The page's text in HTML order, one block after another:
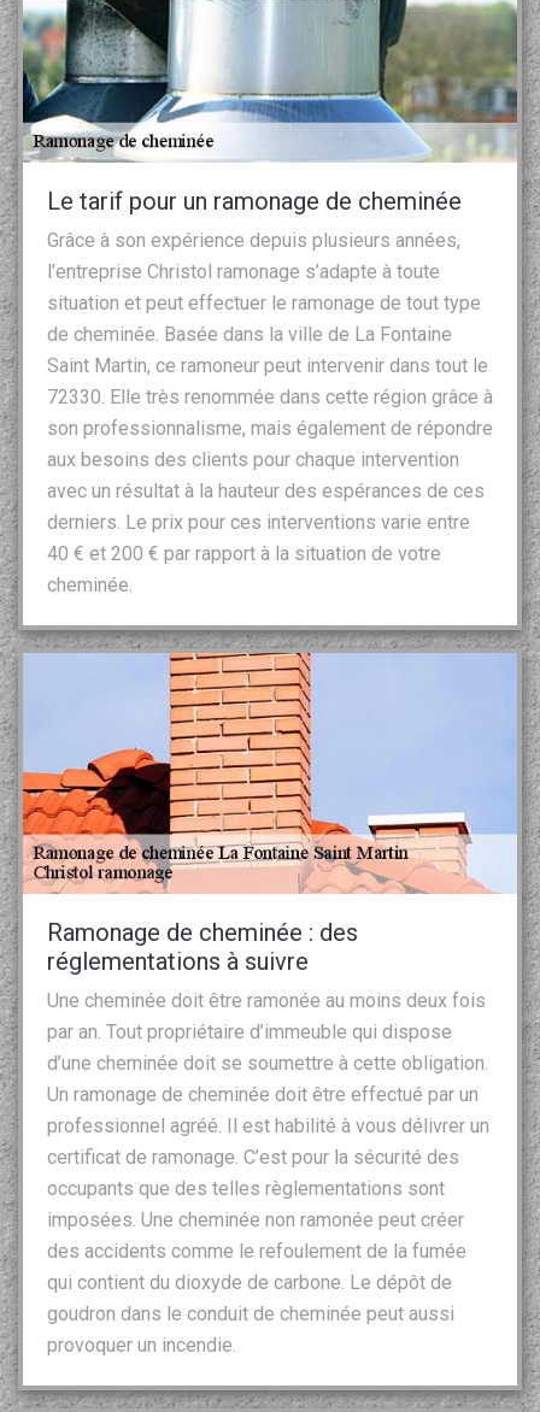
Le tarif pour un ramonage de cheminée
Grâce à son expérience depuis plusieurs années,
l’entreprise Christol ramonage s’adapte à toute
situation et peut effectuer le ramonage de tout type
de cheminée. Basée dans la ville de La Fontaine
Saint Martin, ce ramoneur peut intervenir dans tout le
72330. Elle très renommée dans cette région grâce à
son professionnalisme, mais également de répondre
aux besoins des clients pour chaque intervention
avec un résultat à la hauteur des espérances de ces
derniers. Le prix pour ces interventions varie entre
40 € et 200 € par rapport à la situation de votre
cheminée.
Ramonage de cheminée : des
réglementations à suivre
Une cheminée doit être ramonée au moins deux fois
par an. Tout propriétaire d’immeuble qui dispose
d’une cheminée doit se soumettre à cette obligation.
Un ramonage de cheminée doit être effectué par un
professionnel agréé. Il est habilité à vous délivrer un
certificat de ramonage. C’est pour la sécurité des
occupants que des telles règlementations sont
imposées. Une cheminée non ramonée peut créer
des accidents comme le refoulement de la fumée
qui contient du dioxyde de carbone. Le dépôt de
goudron dans le conduit de cheminée peut aussi
provoquer un incendie.